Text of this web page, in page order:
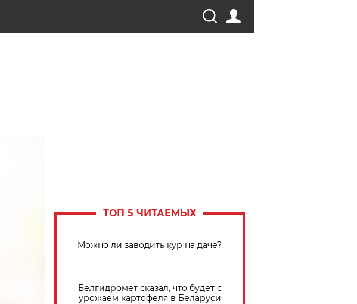
ТОП 5 ЧИТАЕМЫХ
Можно ли заводить кур на даче?
Белгидромет сказал, что будет с
урожаем картофеля в Беларуси